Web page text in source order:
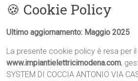
🍪 Cookie Policy
Ultimo aggiornamento: Maggio 2025
La presente cookie policy è resa per
www.impiantielettricimodena.com,
SYSTEM DI COCCIA ANTONIO VIA